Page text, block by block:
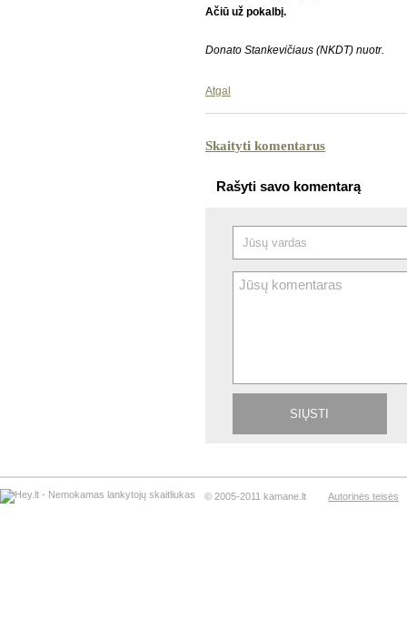
Ačiū už pokalbį.
Donato Stankevičiaus (NKDT) nuotr.
Atgal
Skaityti komentarus
Rašyti savo komentarą
© 2005-2011 kamane.lt Autorinės teisės